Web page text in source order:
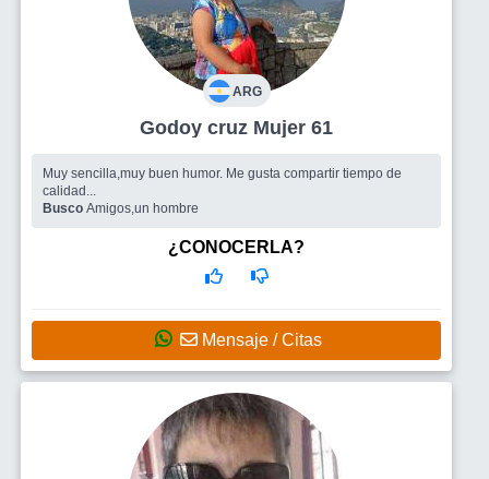
ARG
Godoy cruz Mujer 61
Muy sencilla,muy buen humor. Me gusta compartir tiempo de
calidad...
Busco Amigos,un hombre
¿CONOCERLA?
Mensaje / Citas